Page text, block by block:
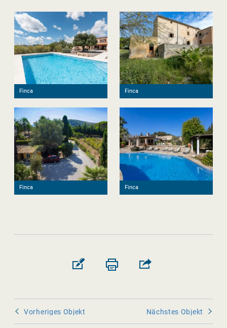
Finca Finca
Finca Finca
Vorheriges Objekt Nächstes Objekt